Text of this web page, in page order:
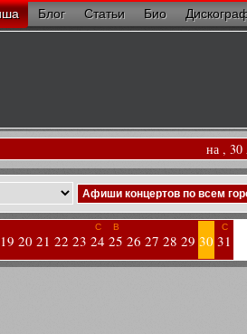
Блог Статьи Био
на , 30
Афиши концертов по всем
19 20 21 22 23
С
24
В
25 26 27 28 29 30
С
31